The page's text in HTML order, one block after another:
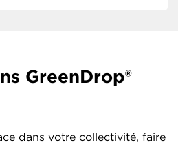
GreenDrop®
dans votre collectivité, faire